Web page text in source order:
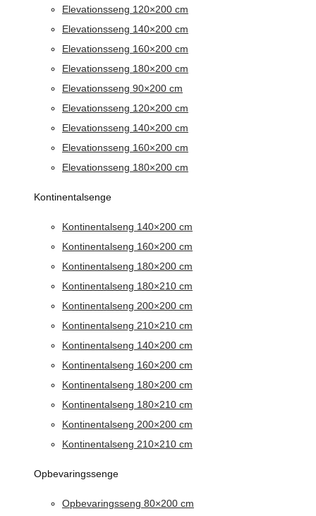
Elevationsseng 120×200 cm
Elevationsseng 140×200 cm
Elevationsseng 160×200 cm
Elevationsseng 180×200 cm
Elevationsseng 90×200 cm
Elevationsseng 120×200 cm
Elevationsseng 140×200 cm
Elevationsseng 160×200 cm
Elevationsseng 180×200 cm
Kontinentalsenge
Kontinentalseng 140×200 cm
Kontinentalseng 160×200 cm
Kontinentalseng 180×200 cm
Kontinentalseng 180×210 cm
Kontinentalseng 200×200 cm
Kontinentalseng 210×210 cm
Kontinentalseng 140×200 cm
Kontinentalseng 160×200 cm
Kontinentalseng 180×200 cm
Kontinentalseng 180×210 cm
Kontinentalseng 200×200 cm
Kontinentalseng 210×210 cm
Opbevaringssenge
Opbevaringsseng 80×200 cm